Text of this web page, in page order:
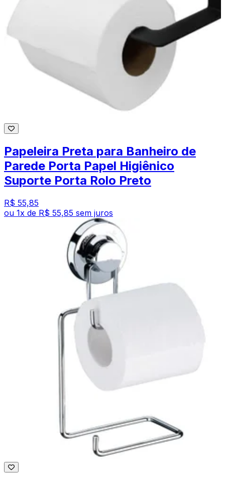
Papeleira Preta para Banheiro de
Parede Porta Papel Higiênico
Suporte Porta Rolo Preto
R$ 55,85
ou 1x de R$ 55,85 sem juros